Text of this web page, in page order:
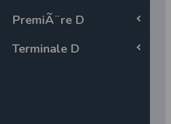
PremiÃ¨re D
Terminale D